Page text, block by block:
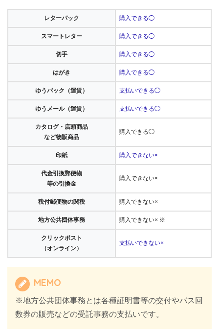
レターパック 購入できる◯
スマートレター 購入できる◯
切手 購入できる◯
はがき 購入できる◯
ゆうパック（運賃） 支払いできる◯
ゆうメール（運賃） 支払いできる◯
カタログ・店頭商品
など物販商品
購入できる◯
印紙 購入できない×
代金引換郵便物
等の引換金
購入できない×
税付郵便物の関税 購入できない×
地方公共団体事務 購入できない× ※
クリックポスト
（オンライン）
支払いできない×
MEMO
※地方公共団体事務とは各種証明書等の交付やバス回
数券の販売などの受託事務の支払いです。